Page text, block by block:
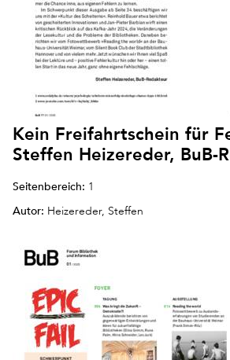
Kein Freifahrtschein für
Steffen Heizereder, BuB-
Seitenbereich: 1
Autor: Heizereder, Steffen